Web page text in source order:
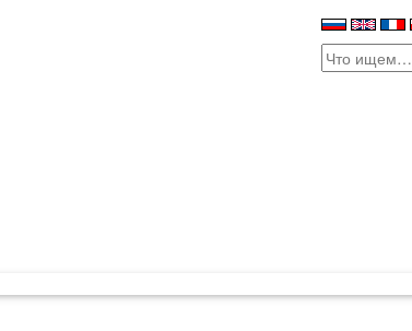
Search
for: